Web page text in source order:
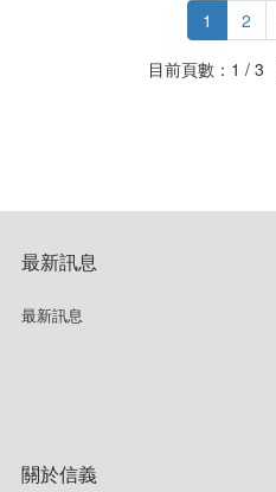
1 2
目前頁數：1 /
最新訊息
最新訊息
關於信義